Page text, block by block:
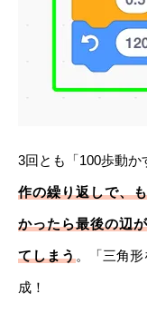
3回とも「100歩動
作の繰り返しで、
かったら最後の辺
てしまう。「三角
成！